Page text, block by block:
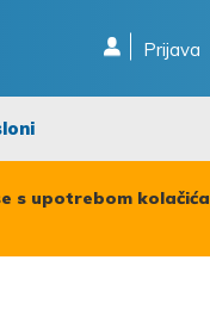
Prijava
s upotrebom kolačića